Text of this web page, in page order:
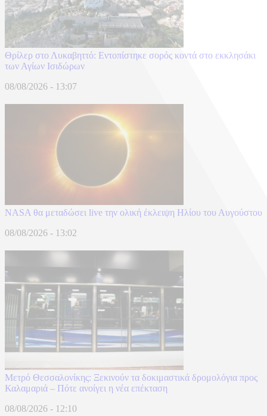
Θρίλερ στο Λυκαβηττό: Εντοπίστηκε σορός κοντά στο εκκλησάκι
των Αγίων Ισιδώρων
08/08/2026 - 13:07
NASA θα μεταδώσει live την ολική έκλειψη Ηλίου του Αυγούστου
08/08/2026 - 13:02
Μετρό Θεσσαλονίκης: Ξεκινούν τα δοκιμαστικά δρομολόγια προς
Καλαμαριά – Πότε ανοίγει η νέα επέκταση
08/08/2026 - 12:10